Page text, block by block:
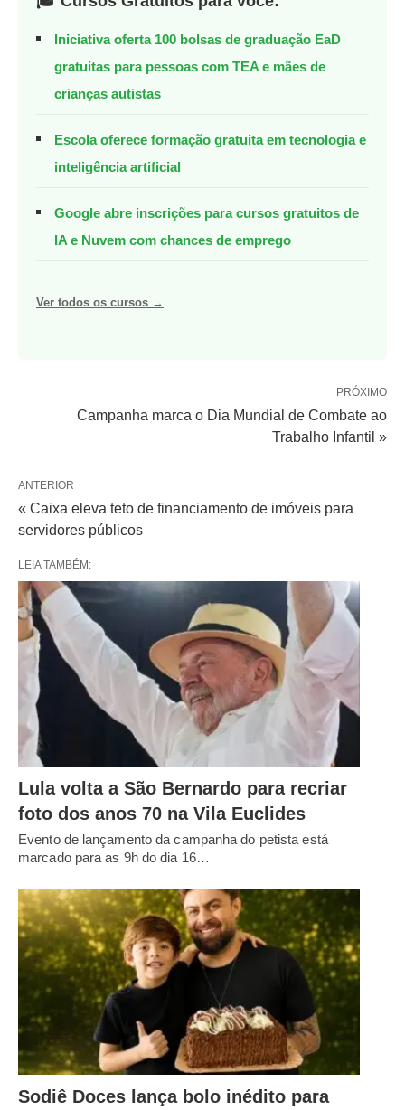
Iniciativa oferta 100 bolsas de graduação EaD
gratuitas para pessoas com TEA e mães de
crianças autistas
Escola oferece formação gratuita em tecnologia e
inteligência artificial
Google abre inscrições para cursos gratuitos de
IA e Nuvem com chances de emprego
Ver todos os cursos →
PRÓXIMO
Campanha marca o Dia Mundial de Combate ao
Trabalho Infantil »
ANTERIOR
« Caixa eleva teto de financiamento de imóveis para
servidores públicos
LEIA TAMBÉM:
Lula volta a São Bernardo para recriar
foto dos anos 70 na Vila Euclides
Evento de lançamento da campanha do petista está
marcado para as 9h do dia 16…
Sodiê Doces lança bolo inédito para